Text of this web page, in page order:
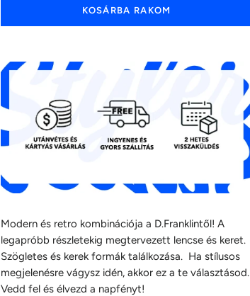
KOSÁRBA RAKOM
Modern és retro kombinációja a D.Franklintől! A
legapróbb részletekig megtervezett lencse és keret.
Szögletes és kerek formák találkozása. Ha stílusos
megjelenésre vágysz idén, akkor ez a te választásod.
Vedd fel és élvezd a napfényt!